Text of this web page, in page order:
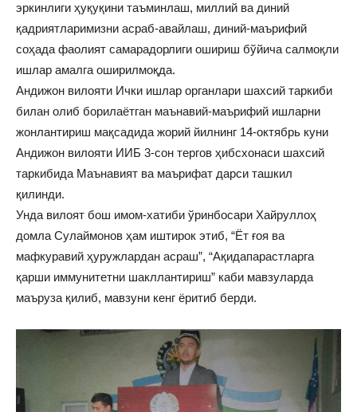
эркинлиги ҳуқуқини таъминлаш, миллий ва диний
қадриятларимизни асраб-авайлаш, диний-маърифий
соҳада фаолият самарадорлиги ошириш бўйича салмоқли
ишлар амалга оширилмоқда.
Андижон вилояти Ички ишлар органлари шахсий таркиби
билан олиб борилаётган маънавий-маърифий ишларни
жонлантириш мақсадида жорий йилнинг 14-октябрь куни
Андижон вилояти ИИБ 3-сон тергов ҳибсхонаси шахсий
таркибида Маънавият ва маърифат дарси ташкил
қилинди.
Унда вилоят бош имом-хатиби ўринбосари Хайруллоҳ
домла Сулаймонов ҳам иштирок этиб, “Ёт ғоя ва
мафкуравий ҳуружлардан асраш”, “Ақидапарастларга
қарши иммунитетни шакллантириш” каби мавзуларда
маъруза қилиб, мавзуни кенг ёритиб берди.